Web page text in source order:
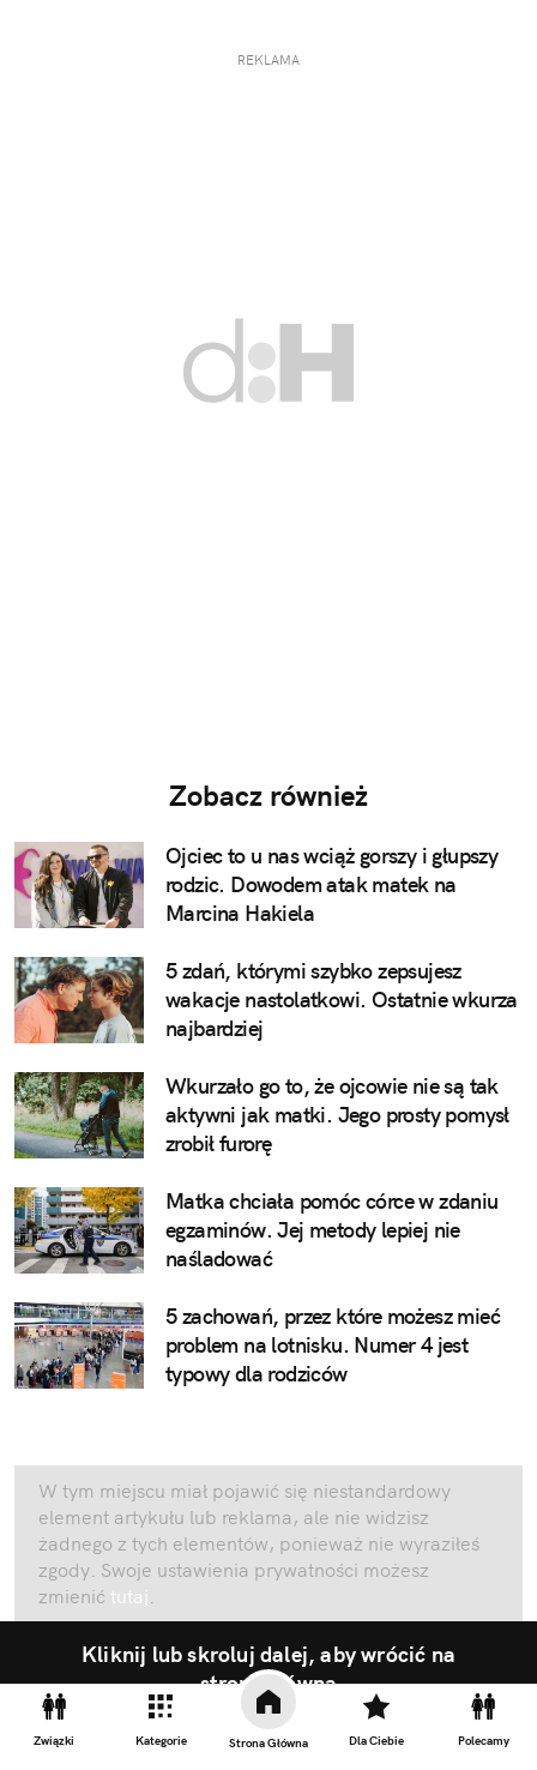
Związki Kategorie Strona Główna Dla Ciebie Polecamy
REKLAMA
Zobacz również
Ojciec to u nas wciąż gorszy i głupszy
rodzic. Dowodem atak matek na
Marcina Hakiela
5 zdań, którymi szybko zepsujesz
wakacje nastolatkowi. Ostatnie wkurza
najbardziej
Wkurzało go to, że ojcowie nie są tak
aktywni jak matki. Jego prosty pomysł
zrobił furorę
Matka chciała pomóc córce w zdaniu
egzaminów. Jej metody lepiej nie
naśladować
5 zachowań, przez które możesz mieć
problem na lotnisku. Numer 4 jest
typowy dla rodziców
W tym miejscu miał pojawić się niestandardowy
element artykułu lub reklama, ale nie widzisz
żadnego z tych elementów, ponieważ nie wyraziłeś
zgody. Swoje ustawienia prywatności możesz
zmienić tutaj
Kliknij lub skroluj dalej, aby wrócić na
stronę główną